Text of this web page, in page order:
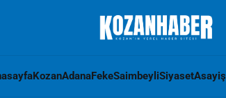
KozanAdanaFekeSaimbeyliSiyasetAsayiş